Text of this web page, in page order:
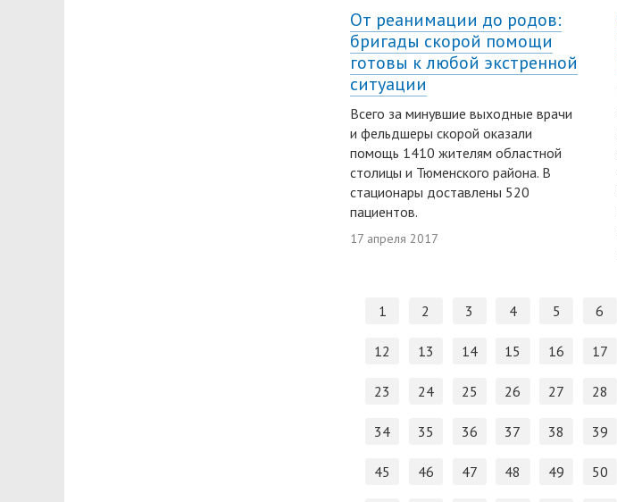
От реанимации до родов:
бригады скорой помощи
готовы к любой экстренной
ситуации
Всего за минувшие выходные врачи
и фельдшеры скорой оказали
помощь 1410 жителям областной
столицы и Тюменского района. В
стационары доставлены 520
пациентов.
17 апреля 2017
1 2 3 4 5 6
12 13 14 15 16 17
23 24 25 26 27 28
34 35 36 37 38 39
45 46 47 48 49 50